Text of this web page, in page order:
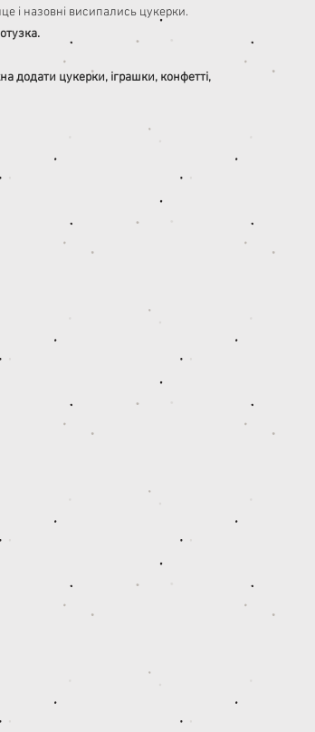
і назовні висипались цукерки.
додати цукерки, іграшки, конфетті,